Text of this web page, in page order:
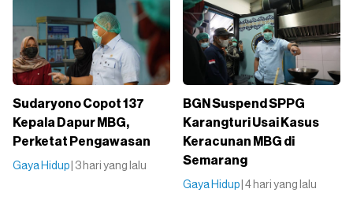
Sudaryono Copot 137
Kepala Dapur MBG,
Perketat Pengawasan
Gaya Hidup | 3 hari yang lalu
BGN Suspend SPPG
Karangturi Usai Kasus
Keracunan MBG di
Semarang
Gaya Hidup | 4 hari yang lalu